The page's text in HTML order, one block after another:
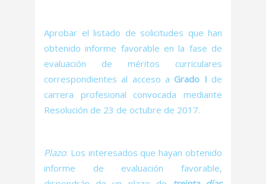
Aprobar el listado de solicitudes que han
obtenido informe favorable en la fase de
evaluación de méritos curriculares
correspondientes al acceso a Grado I de
carrera profesional convocada mediante
Resolución de 23 de octubre de 2017.
Plazo: Los interesados que hayan obtenido
informe de evaluación favorable,